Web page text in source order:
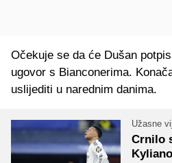
Očekuje se da će Dušan
ugovor s Bianconerima.
uslijediti u narednim danima.
Užasne
Crnilo